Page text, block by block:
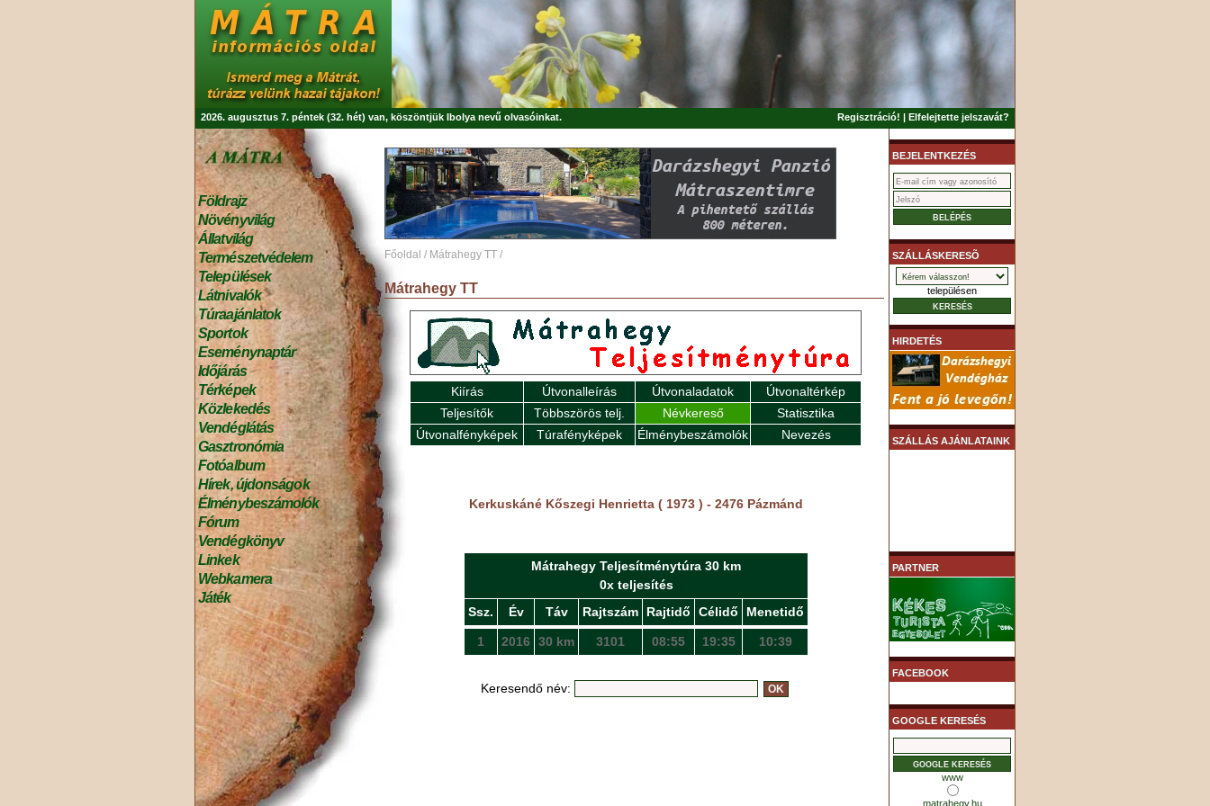
2026. augusztus 7. péntek (32. hét) van, köszöntjük Ibolya nevű olvasóinkat. Regisztráció! | Elfelejtette jelszavát?
Földrajz
Növényvilág
Állatvilág
Természetvédelem
Települések
Látnivalók
Túraajánlatok
Sportok
Eseménynaptár
Időjárás
Térképek
Közlekedés
Vendéglátás
Gasztronómia
Fotóalbum
Hírek, újdonságok
Élménybeszámolók
Fórum
Vendégkönyv
Linkek
Webkamera
Játék
Főoldal / Mátrahegy TT /
Mátrahegy TT
Kiírás Útvonalleírás Útvonaladatok
Útvonaltérkép
Teljesítők
Többszörös telj. Névkereső
Statisztika
Útvonalfényképek
Túrafényképek Élménybeszámolók Nevezés
Kerkuskáné Kőszegi Henrietta ( 1973 ) - 2476 Pázmánd
Mátrahegy Teljesítménytúra 30 km
0x teljesítés
Ssz.
Év Táv Rajtszám Rajtidő Célidő Menetidő
1 2016 30 km 3101 08:55 19:35 10:39
Keresendő név:
BEJELENTKEZÉS
SZÁLLÁSKERESÕ
településen
HIRDETÉS
SZÁLLÁS AJÁNLATAINK
PARTNER
FACEBOOK
GOOGLE KERESÉS
www
matrahegy.hu